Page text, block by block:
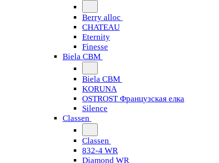
Berry alloc
CHATEAU
Eternity
Finesse
Biela CBM
Biela CBM
KORUNA
OSTROST Французская елка
Silence
Classen
Classen
832-4 WR
Diamond WR